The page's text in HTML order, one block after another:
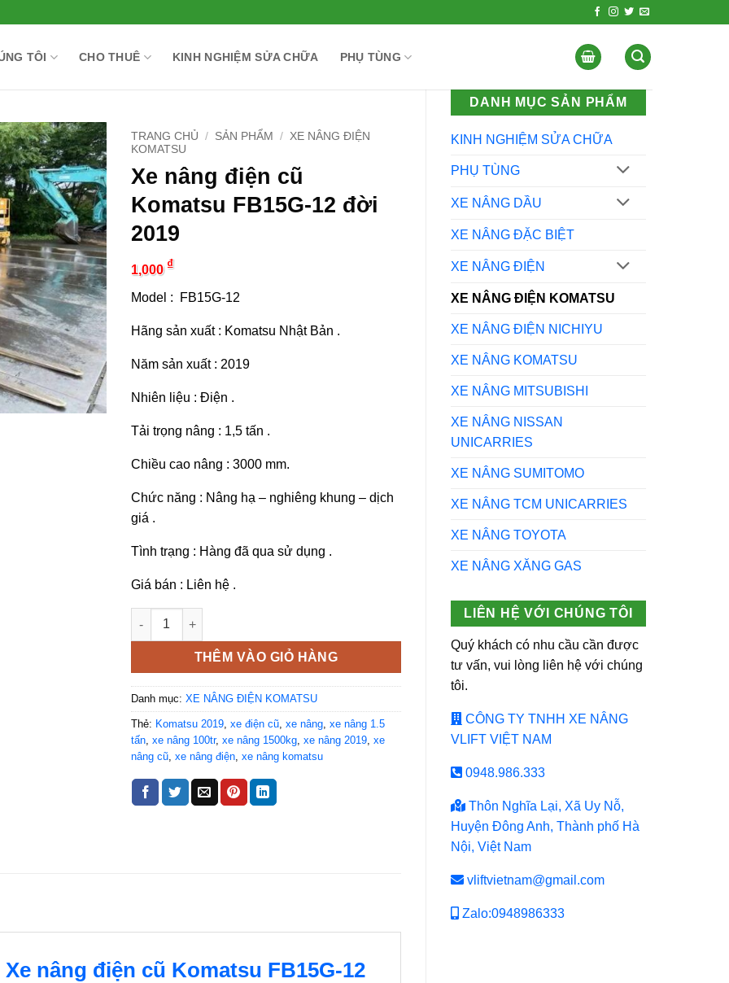
TÔI CHO THUÊ KINH NGHIỆM SỬA CHỮA PHỤ TÙNG
DANH MỤC SẢN PHẨM
KINH NGHIỆM SỬA CHỮA
PHỤ TÙNG
XE NÂNG DẦU
XE NÂNG ĐẶC BIỆT
XE NÂNG ĐIỆN
XE NÂNG ĐIỆN KOMATSU
XE NÂNG ĐIỆN NICHIYU
XE NÂNG KOMATSU
XE NÂNG MITSUBISHI
XE NÂNG NISSAN
UNICARRIES
XE NÂNG SUMITOMO
XE NÂNG TCM UNICARRIES
XE NÂNG TOYOTA
XE NÂNG XĂNG GAS
LIÊN HỆ VỚI CHÚNG TÔI
Quý khách có nhu cầu cần được
tư vấn, vui lòng liên hệ với chúng
tôi.
CÔNG TY TNHH XE NÂNG
VLIFT VIỆT NAM
0948.986.333
Thôn Nghĩa Lại, Xã Uy Nỗ,
Huyện Đông Anh, Thành phố Hà
Nội, Việt Nam
vliftvietnam@gmail.com
Zalo:0948986333
TRANG CHỦ / SẢN PHẨM / XE NÂNG ĐIỆN
KOMATSU
Xe nâng điện cũ
Komatsu FB15G-12 đời
2019
1,000 ₫
Model : FB15G-12
Hãng sản xuất : Komatsu Nhật Bản .
Năm sản xuất : 2019
Nhiên liệu : Điện .
Tải trọng nâng : 1,5 tấn .
Chiều cao nâng : 3000 mm.
Chức năng : Nâng hạ – nghiêng khung – dịch
giá .
Tình trạng : Hàng đã qua sử dụng .
Giá bán : Liên hệ .
Xe nâng điện cũ Komatsu FB15G-12 đời 2019 số lượng
THÊM VÀO GIỎ HÀNG
Danh mục: XE NÂNG ĐIỆN KOMATSU
Thẻ: Komatsu 2019, xe điện cũ, xe nâng, xe nâng 1.5
tấn, xe nâng 100tr, xe nâng 1500kg, xe nâng 2019, xe
nâng cũ, xe nâng điện, xe nâng komatsu
Xe nâng điện cũ Komatsu FB15G-12